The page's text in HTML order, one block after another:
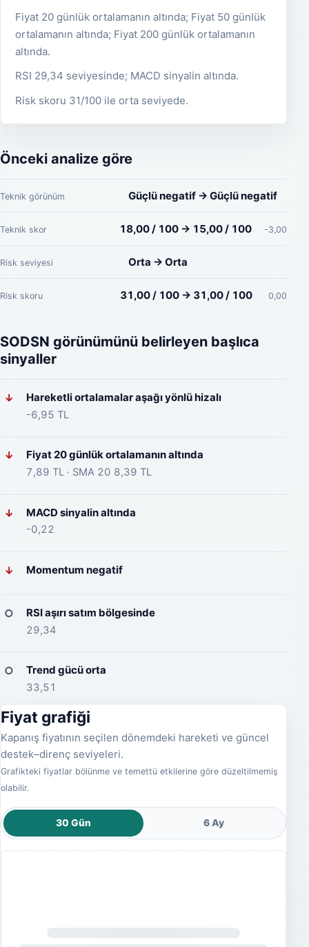
Fiyat 20 günlük ortalamanın altında; Fiyat 50 günlük
ortalamanın altında; Fiyat 200 günlük ortalamanın
altında.
RSI 29,34 seviyesinde; MACD sinyalin altında.
Risk skoru 31/100 ile orta seviyede.
Önceki analize göre
Teknik görünüm Güçlü negatif → Güçlü negatif
Teknik skor 18,00 / 100 → 15,00 / 100 -3,00
Risk seviyesi Orta → Orta
Risk skoru 31,00 / 100 → 31,00 / 100 0,00
SODSN görünümünü belirleyen başlıca
sinyaller
↓ Hareketli ortalamalar aşağı yönlü hizalı
-6,95 TL
↓ Fiyat 20 günlük ortalamanın altında
7,89 TL · SMA 20 8,39 TL
↓ MACD sinyalin altında
-0,22
↓ Momentum negatif
○ RSI aşırı satım bölgesinde
29,34
○ Trend gücü orta
33,51
Fiyat grafiği
Kapanış fiyatının seçilen dönemdeki hareketi ve güncel
destek–direnç seviyeleri.
Grafikteki fiyatlar bölünme ve temettü etkilerine göre düzeltilmemiş
olabilir.
30 Gün 6 Ay
Fiyat grafiği yükleniyor.